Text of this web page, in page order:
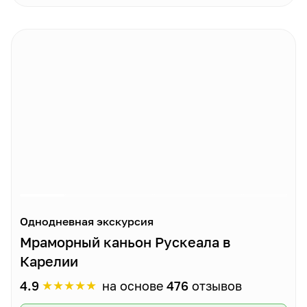
Однодневная экскурсия
Мраморный каньон Рускеала в
Карелии
4.9 ★★★★★ на основе 476 отзывов